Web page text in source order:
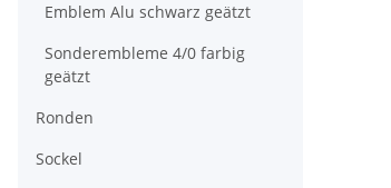
Emblem Alu schwarz geätzt
Sonderembleme 4/0 farbig
geätzt
Ronden
Sockel